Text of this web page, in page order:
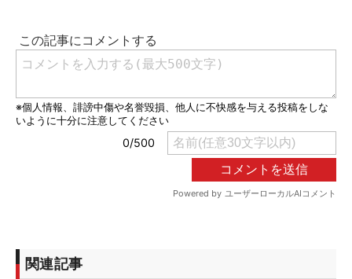
関連記事